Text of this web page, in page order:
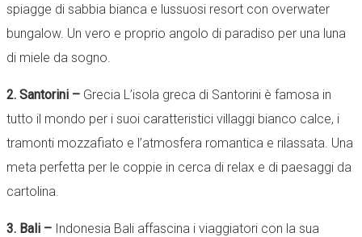
spiagge di sabbia bianca e lussuosi resort con overwater
bungalow. Un vero e proprio angolo di paradiso per una luna
di miele da sogno.
2. Santorini – Grecia L’isola greca di Santorini è famosa in
tutto il mondo per i suoi caratteristici villaggi bianco calce, i
tramonti mozzafiato e l’atmosfera romantica e rilassata. Una
meta perfetta per le coppie in cerca di relax e di paesaggi da
cartolina.
3. Bali – Indonesia Bali affascina i viaggiatori con la sua